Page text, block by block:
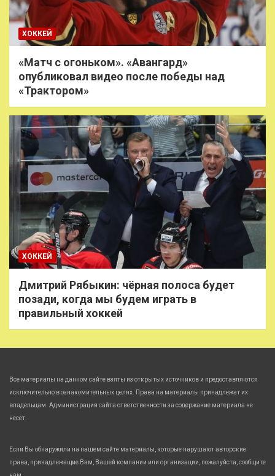
ХОККЕЙ
«Матч с огоньком». «Авангард»
опубликовал видео после победы над
«Трактором»
ХОККЕЙ
Дмитрий Рябыкин: чёрная полоса будет
позади, когда мы будем играть в
правильный хоккей
Все материалы на данном сайте взяты из открытых источников и предоставляются
исключительно в ознакомительных целях. Права на материалы принадлежат их
владельцам. Администрация сайта ответственности за содержание материала не
несет.
Если Вы обнаружили на нашем сайте материалы, которые нарушают авторские
права, принадлежащие Вам, Вашей компании или организации, пожалуйста, сообщите